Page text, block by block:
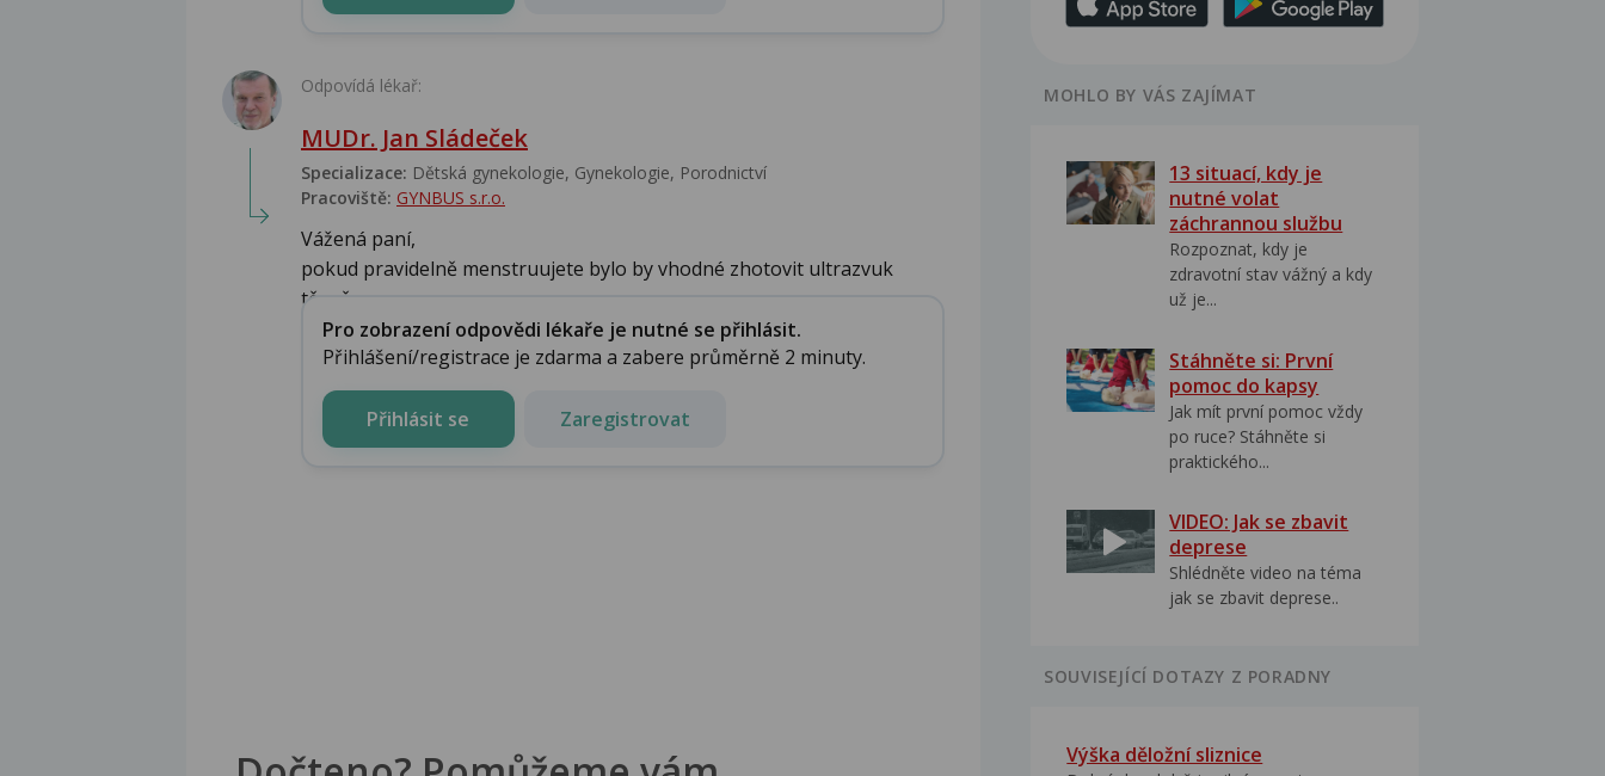
Odpovídá lékař:
MUDr. Jan Sládeček
Specializace: Dětská gynekologie, Gynekologie, Porodnictví
Pracoviště: GYNBUS s.r.o.
Vážená paní,
pokud pravidelně menstruujete bylo by vhodné zhotovit ultrazvuk
těsně po mens...
Pro zobrazení odpovědi lékaře je nutné se přihlásit.
Přihlášení/registrace je zdarma a zabere průměrně 2 minuty.
Přihlásit se Zaregistrovat
MOHLO BY VÁS ZAJÍMAT
13 situací, kdy je
nutné volat
záchrannou službu
Rozpoznat, kdy je
zdravotní stav vážný a kdy
už je...
Stáhněte si: První
pomoc do kapsy
Jak mít první pomoc vždy
po ruce? Stáhněte si
praktického...
VIDEO: Jak se zbavit
deprese
Shlédněte video na téma
jak se zbavit deprese..
SOUVISEJÍCÍ DOTAZY Z PORADNY
Výška děložní sliznice